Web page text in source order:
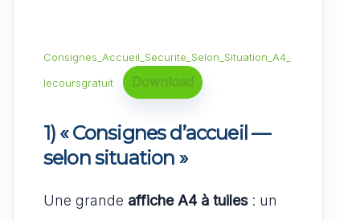
Consignes_Accueil_Securite_Selon_Situation_A4_
lecoursgratuit Download
1) « Consignes d’accueil —
selon situation »
Une grande affiche A4 à tuiles: un